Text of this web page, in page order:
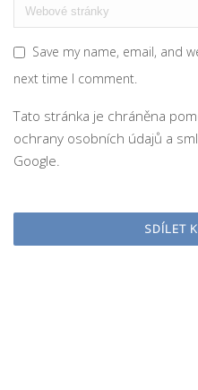
Save my name, email, and
next time I comment.
Tato stránka je chráněna
ochrany osobních údajů a
Google.